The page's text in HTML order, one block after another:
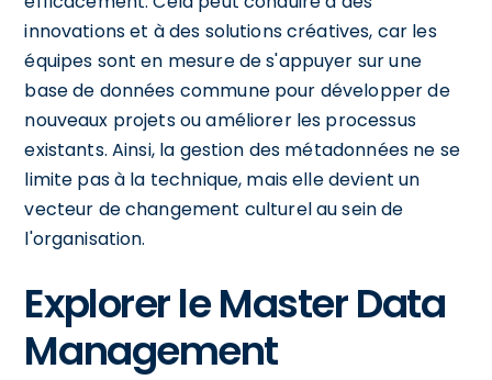
innovations et à des solutions créatives, car les
équipes sont en mesure de s'appuyer sur une
base de données commune pour développer de
nouveaux projets ou améliorer les processus
existants. Ainsi, la gestion des métadonnées ne se
limite pas à la technique, mais elle devient un
vecteur de changement culturel au sein de
l'organisation.
Explorer le Master Data
Management